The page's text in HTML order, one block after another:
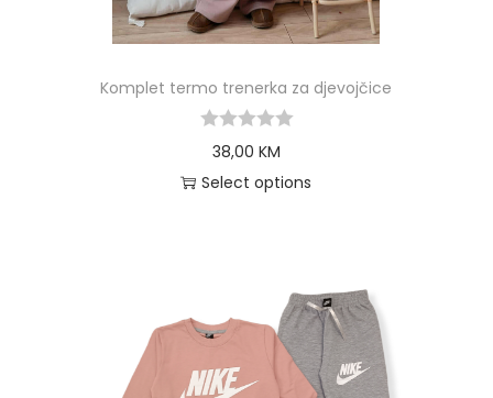
Komplet termo trenerka za djevojčice
38,00 KM
Select options